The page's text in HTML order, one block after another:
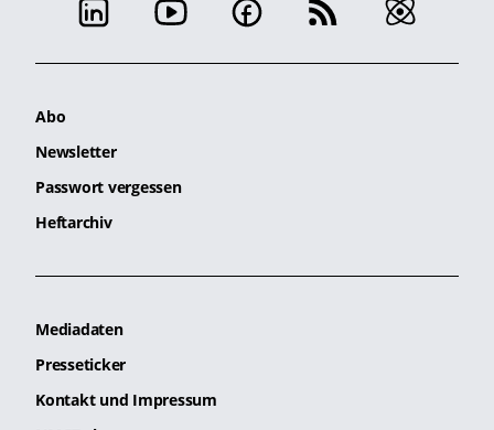
Abo
Newsletter
Passwort vergessen
Heftarchiv
Mediadaten
Presseticker
Kontakt und Impressum